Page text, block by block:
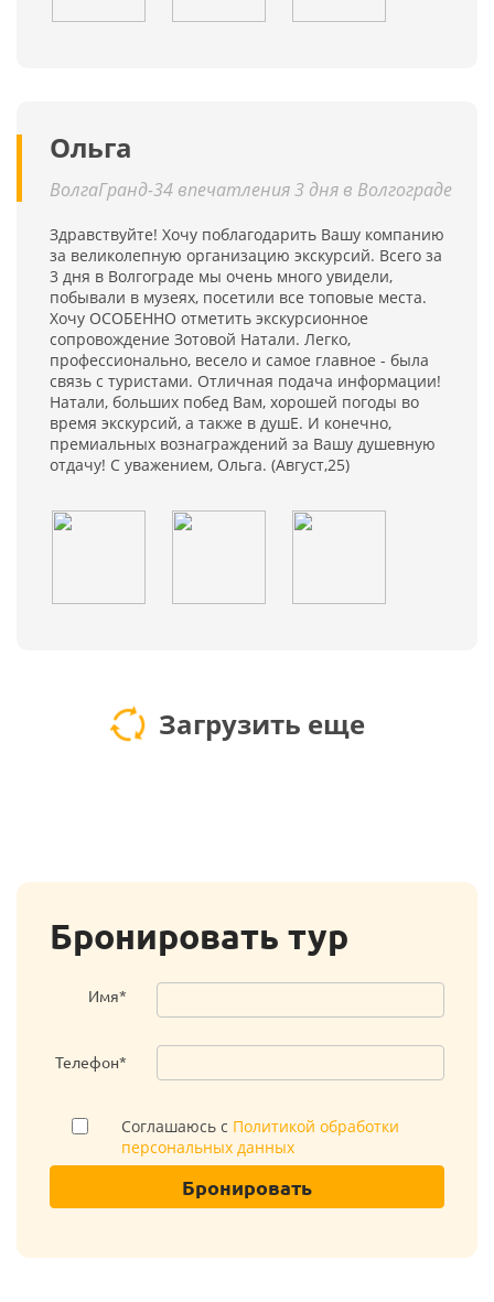
Ольга
ВолгаГранд-34 впечатления 3 дня в Волгограде
Здравствуйте! Хочу поблагодарить Вашу компанию
за великолепную организацию экскурсий. Всего за
3 дня в Волгограде мы очень много увидели,
побывали в музеях, посетили все топовые места.
Хочу ОСОБЕННО отметить экскурсионное
сопровождение Зотовой Натали. Легко,
профессионально, весело и самое главное - была
связь с туристами. Отличная подача информации!
Натали, больших побед Вам, хорошей погоды во
время экскурсий, а также в душЕ. И конечно,
премиальных вознаграждений за Вашу душевную
отдачу! С уважением, Ольга. (Август,25)
Загрузить еще
Бронировать тур
Имя*
Телефон*
Соглашаюсь с Политикой обработки
персональных данных
Бронировать